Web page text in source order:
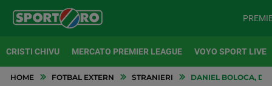
CRISTI CHIVU MERCATO PREMIER LEAGUE VOYO SPORT LIVE
HOME FOTBAL EXTERN STRANIERI DANIEL BOLOCA,